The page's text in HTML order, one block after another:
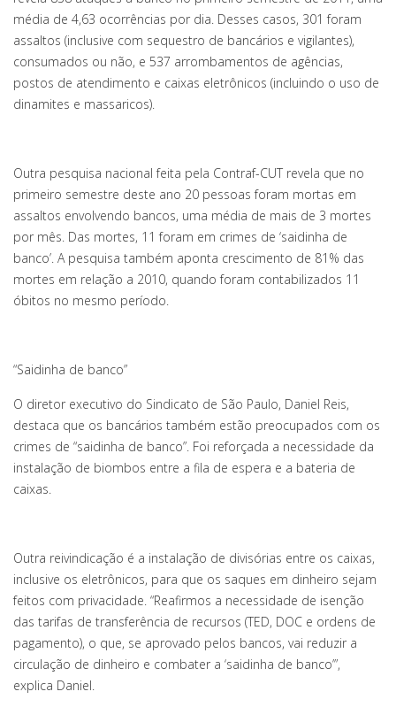
média de 4,63 ocorrências por dia. Desses casos, 301 foram
assaltos (inclusive com sequestro de bancários e vigilantes),
consumados ou não, e 537 arrombamentos de agências,
postos de atendimento e caixas eletrônicos (incluindo o uso de
dinamites e massaricos).
Outra pesquisa nacional feita pela Contraf-CUT revela que no
primeiro semestre deste ano 20 pessoas foram mortas em
assaltos envolvendo bancos, uma média de mais de 3 mortes
por mês. Das mortes, 11 foram em crimes de ‘saidinha de
banco’. A pesquisa também aponta crescimento de 81% das
mortes em relação a 2010, quando foram contabilizados 11
óbitos no mesmo período.
“Saidinha de banco”
O diretor executivo do Sindicato de São Paulo, Daniel Reis,
destaca que os bancários também estão preocupados com os
crimes de “saidinha de banco”. Foi reforçada a necessidade da
instalação de biombos entre a fila de espera e a bateria de
caixas.
Outra reivindicação é a instalação de divisórias entre os caixas,
inclusive os eletrônicos, para que os saques em dinheiro sejam
feitos com privacidade. “Reafirmos a necessidade de isenção
das tarifas de transferência de recursos (TED, DOC e ordens de
pagamento), o que, se aprovado pelos bancos, vai reduzir a
circulação de dinheiro e combater a ‘saidinha de banco’”,
explica Daniel.